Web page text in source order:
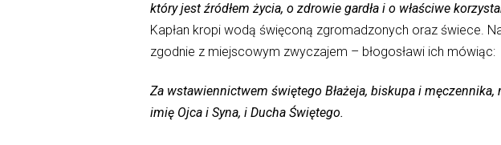
który jest źródłem życia, o zdrowie gardła i o właściwe
Kapłan kropi wodą święconą zgromadzonych oraz świece.
zgodnie z miejscowym zwyczajem – błogosławi ich mówiąc:
Za wstawiennictwem świętego Błażeja, biskupa i
imię Ojca i Syna, i Ducha Świętego.